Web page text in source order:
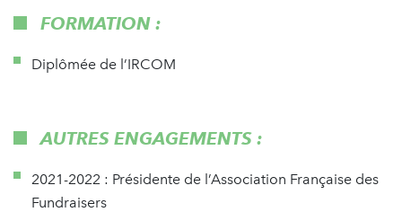
FORMATION :
Diplômée de l’IRCOM
AUTRES ENGAGEMENTS :
2021-2022 : Présidente de l’Association Française des
Fundraisers